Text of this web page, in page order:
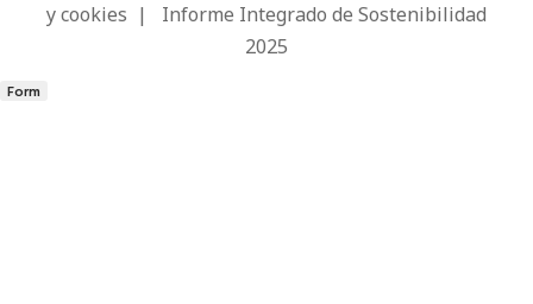
y cookies | Informe Integrado de Sostenibilidad
2025
Form